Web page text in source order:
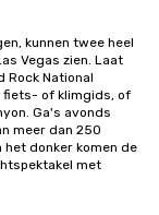
kunnen twee heel
Vegas zien. Laat
Rock National
fiets- of klimgids, of
Ga's avonds
meer dan 250
donker komen de
met